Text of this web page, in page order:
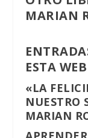
MARIAN
ESTA WEB
«LA
NUESTRO
MARIAN